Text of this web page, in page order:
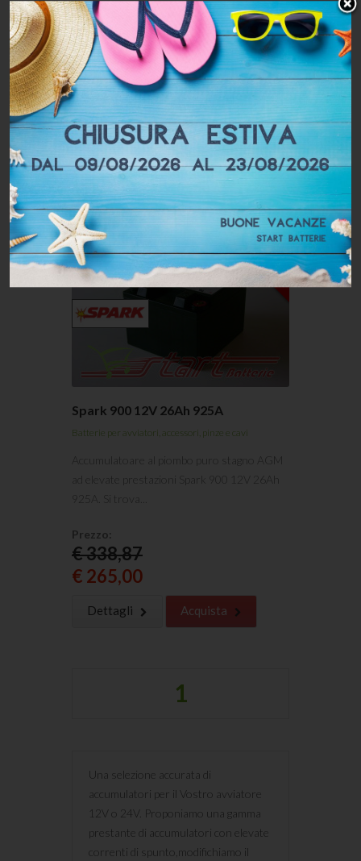
Accumulatore ermetico al Pb a
ricombinazione di gas tecnologia AGM
Spark500 12V 13Ah 545A .Tecnologia...
Prezzo:
€ 239,64
€ 185,00
Dettagli Acquista
Spark 900 12V 26Ah 925A
Batterie per avviatori, accessori, pinze e cavi
Accumulatoare al piombo puro stagno AGM
ad elevate prestazioni Spark 900 12V 26Ah
925A. Si trova...
Prezzo:
€ 338,87
€ 265,00
Dettagli Acquista
1
Una selezione accurata di
accumulatori per il Vostro avviatore
12V o 24V. Proponiamo una gamma
prestante di accumulatori con elevate
correnti di spunto,modifichiamo il